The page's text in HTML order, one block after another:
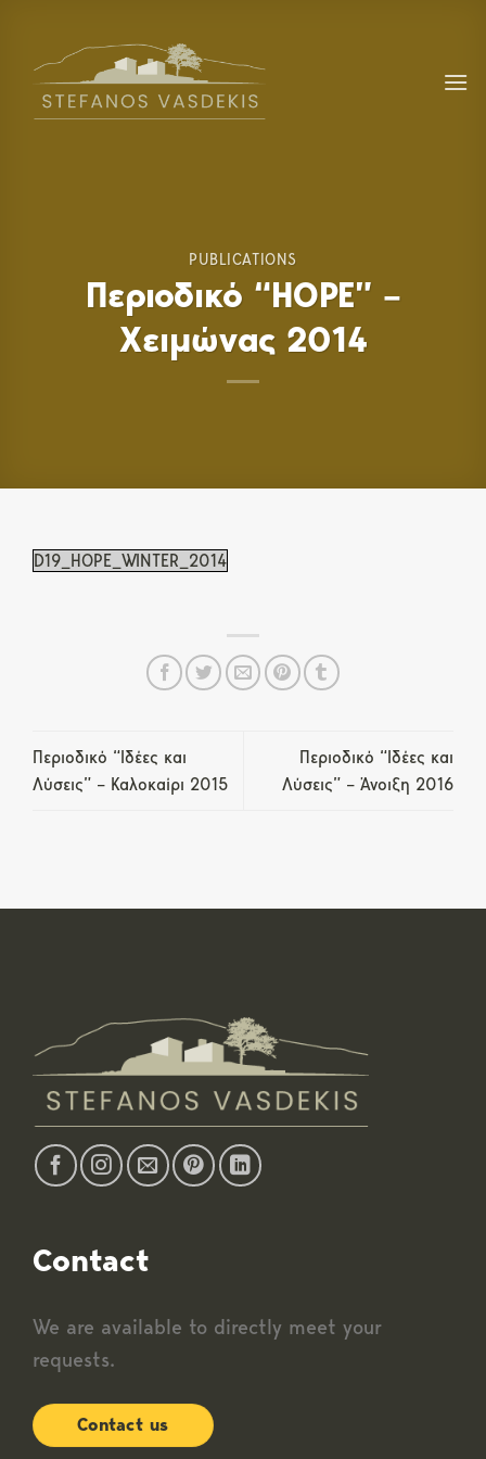
content
PUBLICATIONS
Περιοδικό “HOPE” –
Χειμώνας 2014
D19_HOPE_WINTER_2014
Περιοδικό “Ιδέες και
Λύσεις” – Καλοκαίρι 2015
Περιοδικό “Ιδέες και
Λύσεις” – Άνοιξη 2016
Contact
We are available to directly meet your
requests.
Contact us